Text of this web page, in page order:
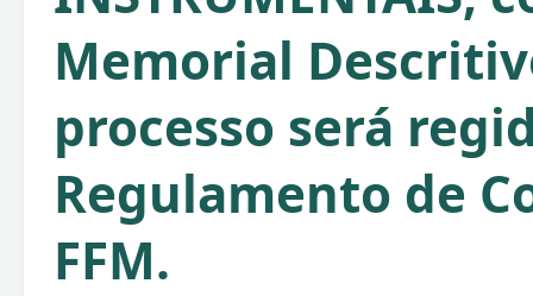
Memorial
processo será
Regulamento de
FFM.